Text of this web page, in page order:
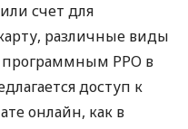
счет для
различные виды
программным РРО в
доступ к
онлайн, как в